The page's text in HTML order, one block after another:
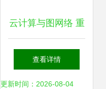
云计算与图网络 重
塑数据存储与技术
服务的新范式
查看详情
更新时间：2026-08-04